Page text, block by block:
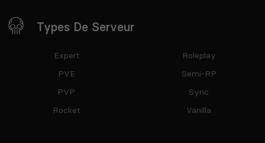
Types De Serveur
Expert
PVE
PVP
Rocket
Roleplay
Semi-RP
Sync
Vanilla